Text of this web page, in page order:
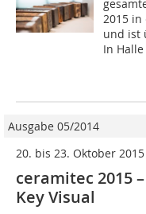
2015 in
und ist
In
Ausgabe 05/2014
20. bis 23. Oktober 2015
ceramitec 2015
Key Visual